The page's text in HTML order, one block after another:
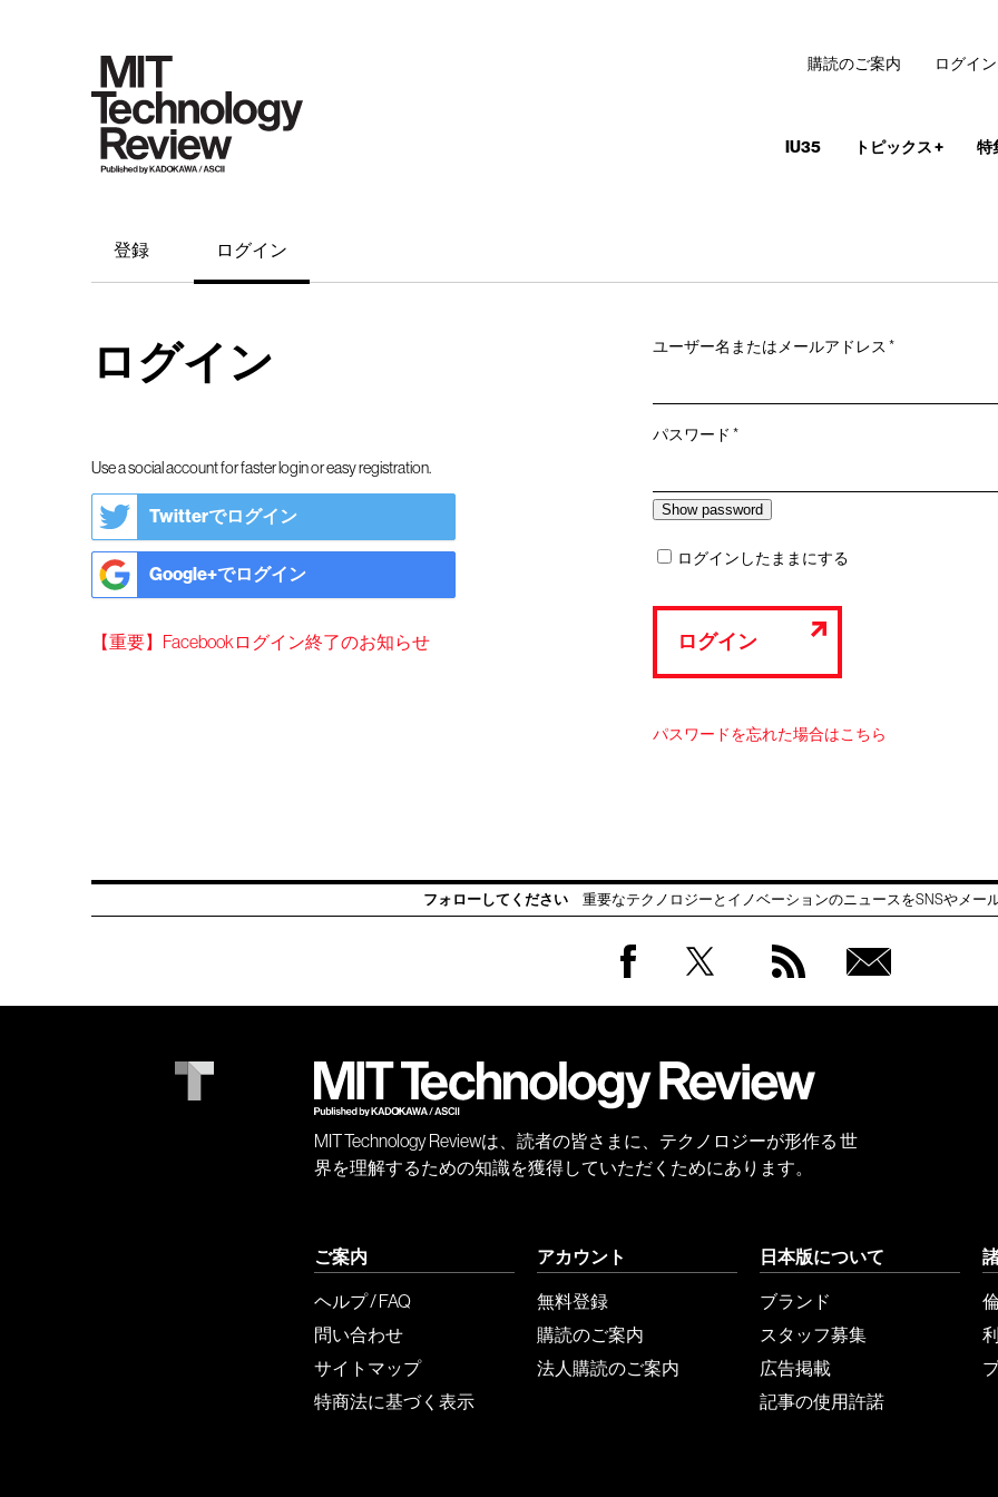
IU35 トピックス+ 特
購読のご案内 ログイン
登録 ログイン
ログイン
Use a social account for faster login or easy registration.
Twitterでログイン
Google+でログイン
【重要】Facebookログイン終了のお知らせ
ユーザー名またはメールアドレス*必
パスワード*必
ログインしたままにする
ログイン
パスワードを忘れた場合はこちら
フォローしてください 重要なテクノロジーとイノベーションのニュースをSNSやメー
会員
MIT Technology Reviewは、読者の皆さまに、テクノロジーが形作る 世
界を理解するための知識を獲得していただくためにあります。
ご案内
ヘルプ / FAQ
問い合わせ
サイトマップ
特商法に基づく表示
アカウント
無料登録
購読のご案内
法人購読のご案内
日本版について
ブランド
スタッフ募集
広告掲載
記事の使用許諾